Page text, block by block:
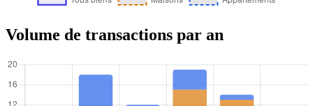
Volume de transactions par an